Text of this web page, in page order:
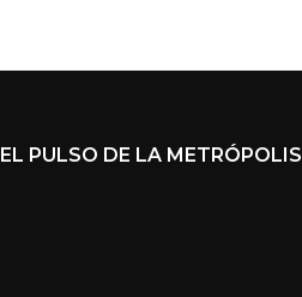
EL PULSO DE LA METRÓPOLIS